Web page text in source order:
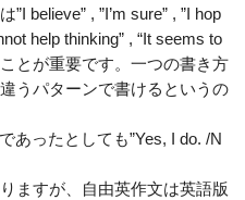
believe” , ”I’m sure” , ”I hop
help thinking” , “It seems to
とが重要です。一つの書き方
うパターンで書けるというの
あったとしても”Yes, I do. /N
ますが、自由英作文は英語版